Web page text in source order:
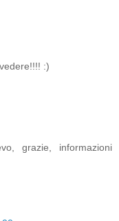
:)
grazie, informazioni